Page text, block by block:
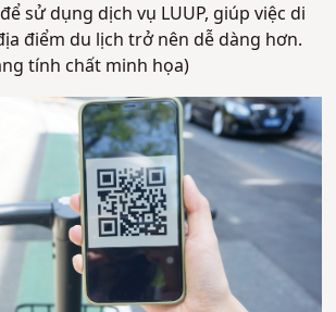
sử dụng dịch vụ LUUP, giúp việc di
điểm du lịch trở nên dễ dàng hơn.
tính chất minh họa)